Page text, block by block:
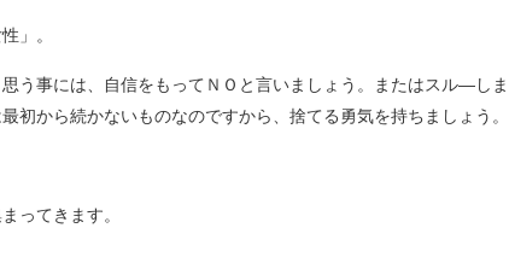
」。
う事には、自信をもってＮＯと言いましょう。またはスル―しま
初から続かないものなのですから、捨てる勇気を持ちましょう。
ってきます。